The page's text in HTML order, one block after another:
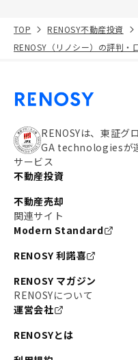
TOP RENOSY不動産投資
RENOSY（リノシー）の評判・
RENOSYは、東証グ
GA technologiesが
サービス
不動産投資
不動産売却
関連サイト
Modern Standard
RENOSY 利諾喜
RENOSY マガジン
RENOSYについて
運営会社
RENOSYとは